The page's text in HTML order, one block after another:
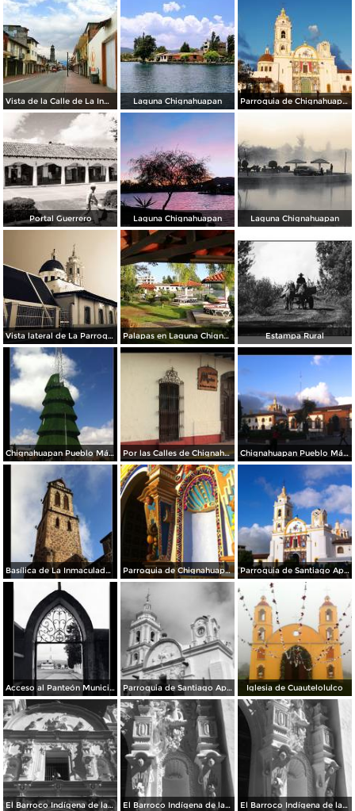
Vista de la Calle de La Inmaculada en Semana Santa 2020. Laguna Chignahuapan Parroquia de Chignahuapan
Portal Guerrero Laguna Chignahuapan Laguna Chignahuapan
Vista lateral de La Parroquia Palapas en Laguna Chignahuapan Estampa Rural
Chignahuapan Pueblo Mágico Por las Calles de Chignahuapan Chignahuapan Pueblo Mágico
Basílica de La Inmaculada Concepción. Parroquia de Chignahuapan. Parroquia de Santiago Apóstol
Acceso al Panteón Municipal Parroquia de Santiago Apóstol. Zócalo de la ciudad. Iglesia de Cuautelolulco
El Barroco Indígena de la Parroquia El Barroco Indígena de la Parroquia de Chignahuapan. El Barroco Indígena de la Parrroquia de Chignahuapan.